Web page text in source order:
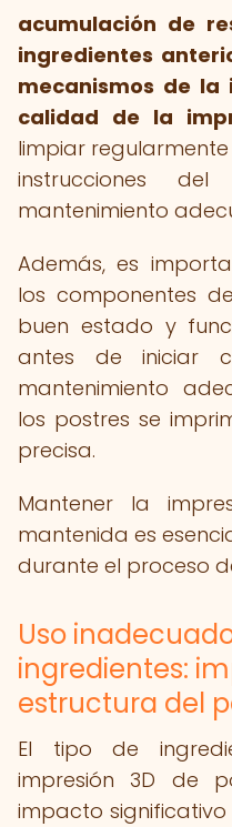
acumulación de
ingredientes
mecanismos de
calidad de la
limpiar
instrucciones
mantenimiento
Además, es
los componentes
buen estado y
antes de iniciar
mantenimiento
los postres se
precisa.
Mantener la
mantenida es
durante el proceso
Uso
ingredientes:
estructura del
El tipo de
impresión 3D de
impacto